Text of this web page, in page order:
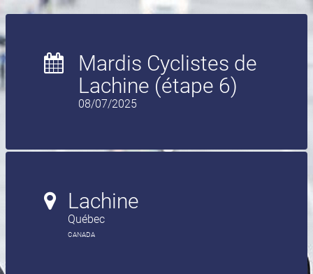
Mardis Cyclistes de
Lachine (étape 6)
08/07/2025
Lachine
Québec
CANADA